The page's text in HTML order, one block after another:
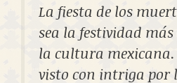
La fiesta de los
sea la festividad
la cultura
visto con intriga por